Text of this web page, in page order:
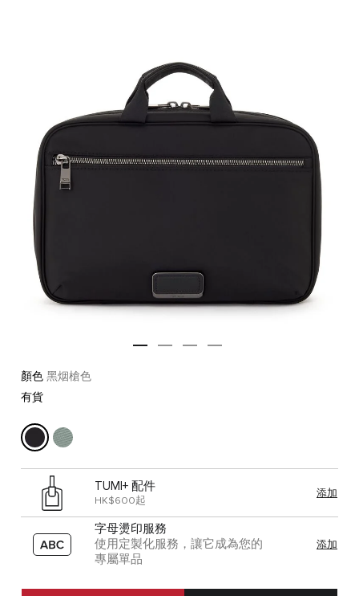
顏色 黑烟槍色
有貨
TUMI+ 配件
HK$600起
添加
字母燙印服務
使用定製化服務，讓它成為您的
專屬單品
添加